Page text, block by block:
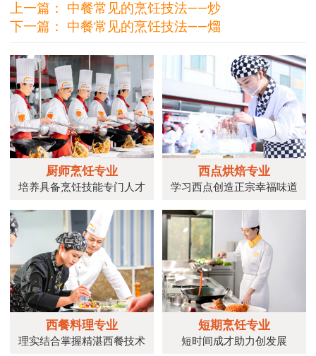
上一篇： 中餐常见的烹饪技法――炒
下一篇： 中餐常见的烹饪技法――熘
厨师烹饪专业
培养具备烹饪技能专门人才
西点烘焙专业
学习西点创造正宗幸福味道
西餐料理专业
理实结合掌握精湛西餐技术
短期烹饪专业
短时间成才助力创发展